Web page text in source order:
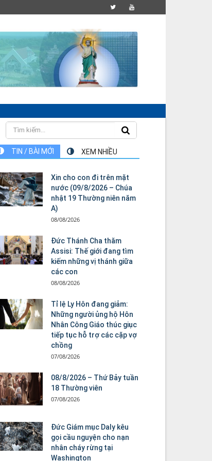
TIN / BÀI MỚI XEM NHIỀU
Xin cho con đi trên mặt
nước (09/8/2026 – Chúa
nhật 19 Thường niên năm
A)
08/08/2026
Đức Thánh Cha thăm
Assisi: Thế giới đang tìm
kiếm những vị thánh giữa
các con
08/08/2026
Tỉ lệ Ly Hôn đang giảm:
Những người ủng hộ Hôn
Nhân Công Giáo thúc giục
tiếp tục hỗ trợ các cặp vợ
chồng
07/08/2026
08/8/2026 – Thứ Bảy tuần
18 Thường viên
07/08/2026
Đức Giám mục Daly kêu
gọi cầu nguyện cho nạn
nhân cháy rừng tại
Washington